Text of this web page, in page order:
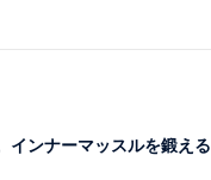
ンナーマッスルを鍛え